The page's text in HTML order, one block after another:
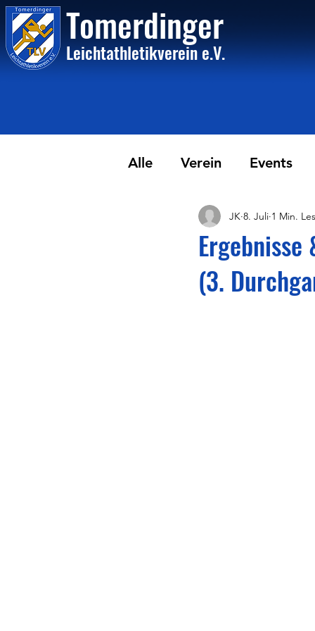
Tomerdinger
Leichtathletikvereine.V.
Alle Verein Events
(3.
JK 8. Juli 1 Min.